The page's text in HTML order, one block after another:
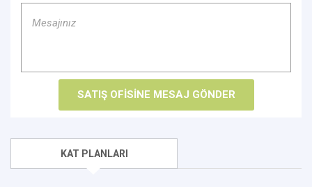
KAT PLANLARI